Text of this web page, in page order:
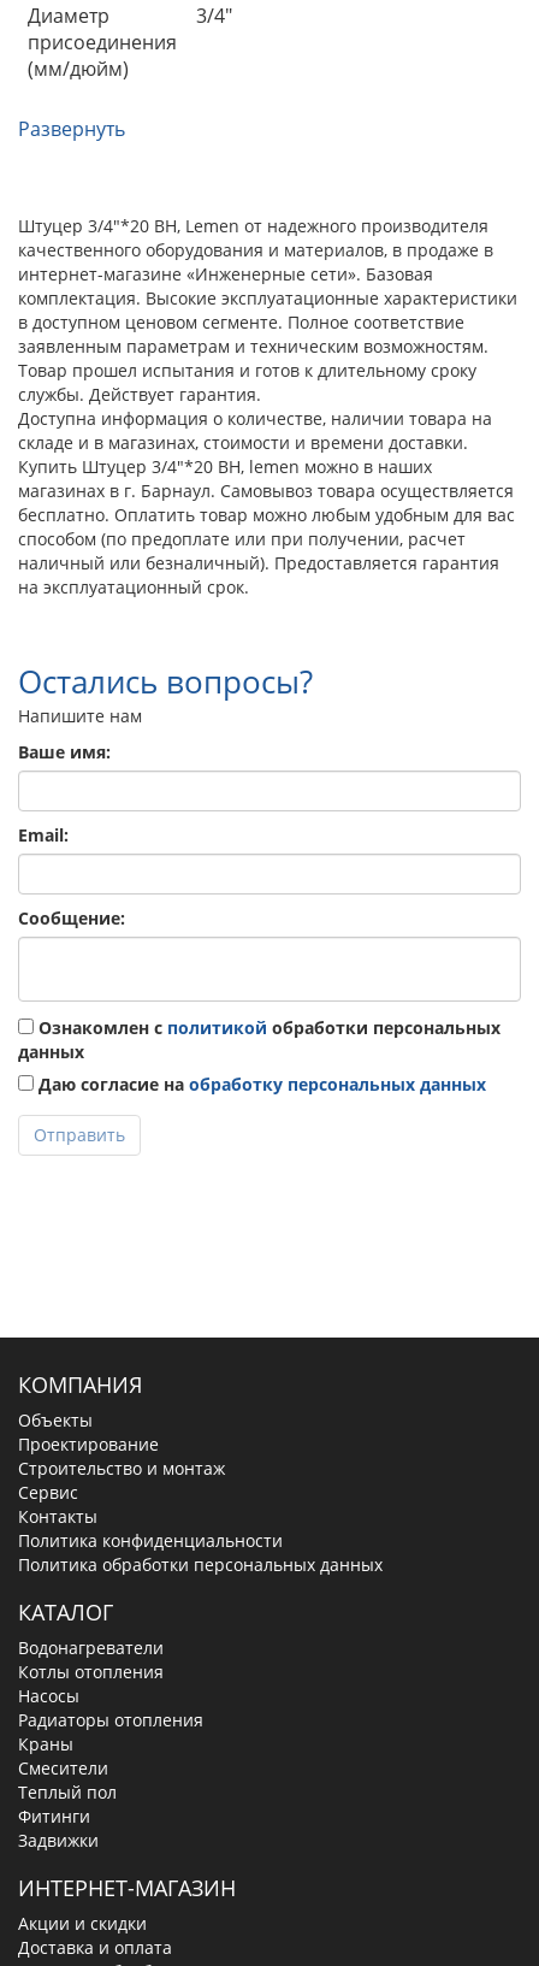
Диаметр
присоединения
(мм/дюйм)
3/4"
Развернуть
Штуцер 3/4"*20 ВН, Lemen от надежного производителя
качественного оборудования и материалов, в продаже в
интернет-магазине «Инженерные сети». Базовая
комплектация. Высокие эксплуатационные характеристики
в доступном ценовом сегменте. Полное соответствие
заявленным параметрам и техническим возможностям.
Товар прошел испытания и готов к длительному сроку
службы. Действует гарантия.
Доступна информация о количестве, наличии товара на
складе и в магазинах, стоимости и времени доставки.
Купить Штуцер 3/4"*20 ВН, lemen можно в наших
магазинах в г. Барнаул. Самовывоз товара осуществляется
бесплатно. Оплатить товар можно любым удобным для вас
способом (по предоплате или при получении, расчет
наличный или безналичный). Предоставляется гарантия
на эксплуатационный срок.
Остались вопросы?
Напишите нам
Ваше имя:
Email:
Сообщение:
Ознакомлен с политикой обработки персональных
данных
Даю согласие на обработку персональных данных
Отправить
КОМПАНИЯ
Объекты
Проектирование
Строительство и монтаж
Сервис
Контакты
Политика конфиденциальности
Политика обработки персональных данных
КАТАЛОГ
Водонагреватели
Котлы отопления
Насосы
Радиаторы отопления
Краны
Смесители
Теплый пол
Фитинги
Задвижки
ИНТЕРНЕТ-МАГАЗИН
Акции и скидки
Доставка и оплата